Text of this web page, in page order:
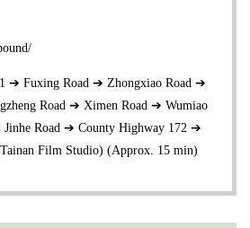
➔ Fuxing Road ➔ Zhongxiao Road ➔
Road ➔ Ximen Road ➔ Wumiao
Road ➔ County Highway 172 ➔
Film Studio) (Approx. 15 min)